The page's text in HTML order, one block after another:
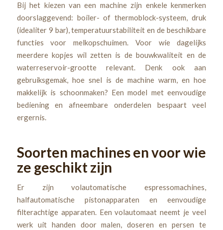
Bij het kiezen van een machine zijn enkele kenmerken
doorslaggevend: boiler- of thermoblock-systeem, druk
(idealiter 9 bar), temperatuurstabiliteit en de beschikbare
functies voor melkopschuimen. Voor wie dagelijks
meerdere kopjes wil zetten is de bouwkwaliteit en de
waterreservoir-grootte relevant. Denk ook aan
gebruiksgemak, hoe snel is de machine warm, en hoe
makkelijk is schoonmaken? Een model met eenvoudige
bediening en afneembare onderdelen bespaart veel
ergernis.
Soorten machines en voor wie
ze geschikt zijn
Er zijn volautomatische espressomachines,
halfautomatische pistonapparaten en eenvoudige
filterachtige apparaten. Een volautomaat neemt je veel
werk uit handen door malen, doseren en persen te